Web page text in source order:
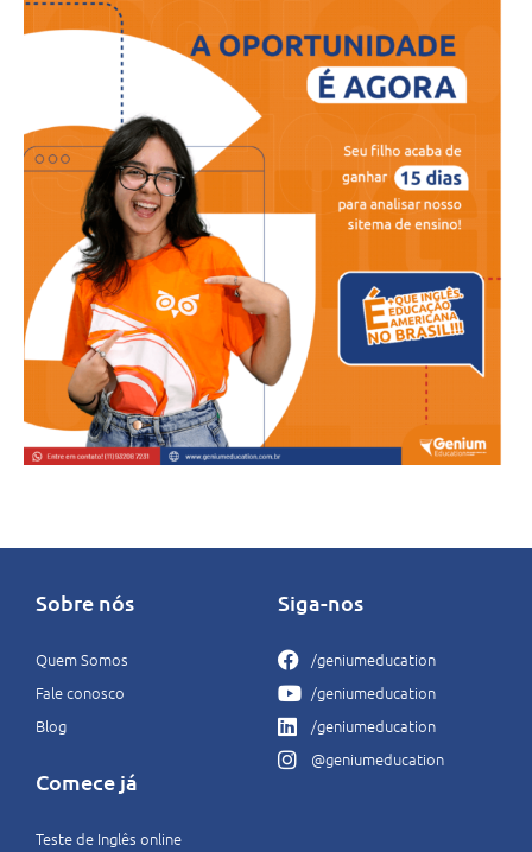
Sobre nós
Quem Somos
Fale conosco
Blog
Comece já
Teste de Inglês online
Siga-nos
/geniumeducation
/geniumeducation
/geniumeducation
@geniumeducation